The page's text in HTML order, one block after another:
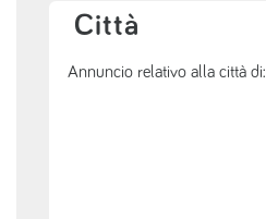
Città
Annuncio relativo alla città di: